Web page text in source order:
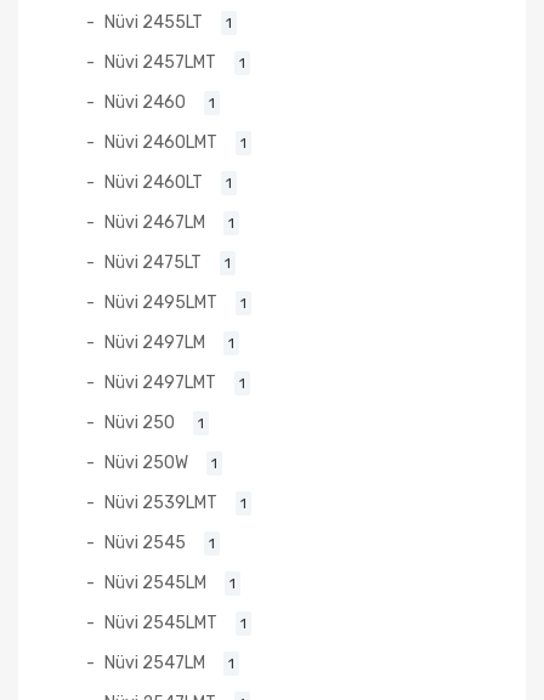
Nüvi 2455LT 1
Nüvi 2457LMT 1
Nüvi 2460 1
Nüvi 2460LMT 1
Nüvi 2460LT 1
Nüvi 2467LM 1
Nüvi 2475LT 1
Nüvi 2495LMT 1
Nüvi 2497LM 1
Nüvi 2497LMT 1
Nüvi 250 1
Nüvi 250W 1
Nüvi 2539LMT 1
Nüvi 2545 1
Nüvi 2545LM 1
Nüvi 2545LMT 1
Nüvi 2547LM 1